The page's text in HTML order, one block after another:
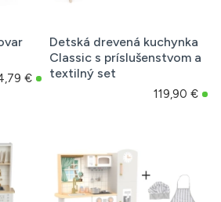
€
Detská drevená kuchynka
Classic s príslušenstvom a
textilný set
119,90 €